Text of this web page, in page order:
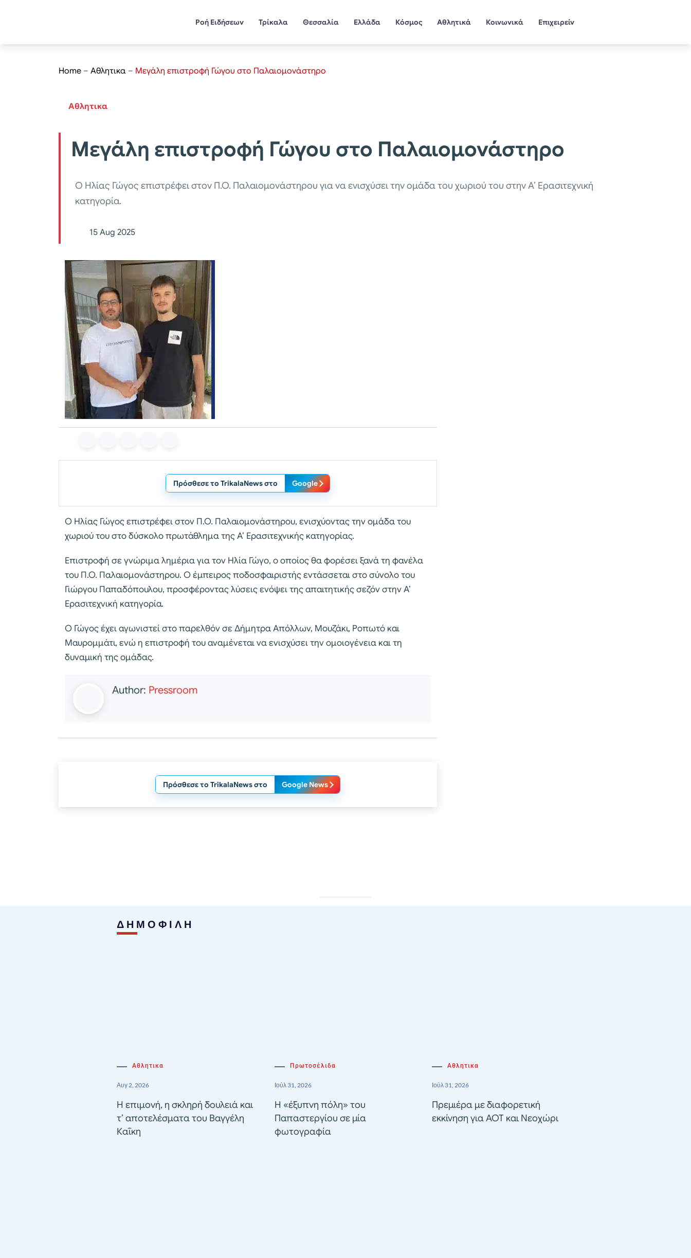
Ροή Ειδήσεων Τρίκαλα Θεσσαλία Ελλάδα Κόσμος Αθλητικά Κοινωνικά Επιχειρείν
Home – Αθλητικα – Μεγάλη επιστροφή Γώγου στο Παλαιομονάστηρο
Αθλητικα
Μεγάλη επιστροφή Γώγου στο Παλαιομονάστηρο
Ο Ηλίας Γώγος επιστρέφει στον Π.Ο. Παλαιομονάστηρου για να ενισχύσει την ομάδα του χωριού του στην Α’ Ερασιτεχνική
κατηγορία.
15 Aug 2025
Πρόσθεσε το TrikalaNews στο Google
Ο Ηλίας Γώγος επιστρέφει στον Π.Ο. Παλαιομονάστηρου, ενισχύοντας την ομάδα του
χωριού του στο δύσκολο πρωτάθλημα της Α’ Ερασιτεχνικής κατηγορίας.
Επιστροφή σε γνώριμα λημέρια για τον Ηλία Γώγο, ο οποίος θα φορέσει ξανά τη φανέλα
του Π.Ο. Παλαιομονάστηρου. Ο έμπειρος ποδοσφαιριστής εντάσσεται στο σύνολο του
Γιώργου Παπαδόπουλου, προσφέροντας λύσεις ενόψει της απαιτητικής σεζόν στην Α’
Ερασιτεχνική κατηγορία.
Ο Γώγος έχει αγωνιστεί στο παρελθόν σε Δήμητρα Απόλλων, Μουζάκι, Ροπωτό και
Μαυρομμάτι, ενώ η επιστροφή του αναμένεται να ενισχύσει την ομοιογένεια και τη
δυναμική της ομάδας.
Author: Pressroom
Πρόσθεσε το TrikalaNews στο Google News
ΔΗΜΟΦΙΛΗ
Αθλητικα
Αυγ 2, 2026
Η επιμονή, η σκληρή δουλειά και
τ’ αποτελέσματα του Βαγγέλη
Καΐκη
Πρωτοσέλιδα
Ιούλ 31, 2026
Η «έξυπνη πόλη» του
Παπαστεργίου σε μία
φωτογραφία
Αθλητικα
Ιούλ 31, 2026
Πρεμιέρα με διαφορετική
εκκίνηση για ΑΟΤ και Νεοχώρι